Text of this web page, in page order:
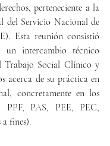
perteneciente a la
del Servicio Nacional de
Esta reunión consistió
un intercambio técnico
Trabajo Social Clínico y
acerca de su práctica en
concretamente en los
PPF, PAS, PEE, PEC,
fines).